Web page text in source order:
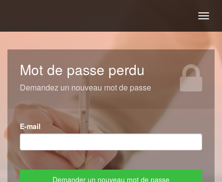
Mot de passe perdu
Demandez un nouveau mot de passe
E-mail